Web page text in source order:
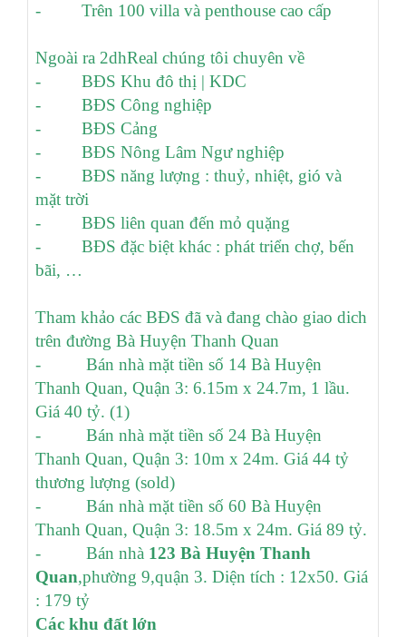
- Trên 100 villa và penthouse cao cấp
Ngoài ra 2dhReal chúng tôi chuyên về
- BĐS Khu đô thị | KDC
- BĐS Công nghiệp
- BĐS Cảng
- BĐS Nông Lâm Ngư nghiệp
- BĐS năng lượng : thuỷ, nhiệt, gió và
mặt trời
- BĐS liên quan đến mỏ quặng
- BĐS đặc biệt khác : phát triển chợ, bến
bãi, …
Tham khảo các BĐS đã và đang chào giao dich
trên đường Bà Huyện Thanh Quan
- Bán nhà mặt tiền số 14 Bà Huyện
Thanh Quan, Quận 3: 6.15m x 24.7m, 1 lầu.
Giá 40 tỷ. (1)
- Bán nhà mặt tiền số 24 Bà Huyện
Thanh Quan, Quận 3: 10m x 24m. Giá 44 tỷ
thương lượng (sold)
- Bán nhà mặt tiền số 60 Bà Huyện
Thanh Quan, Quận 3: 18.5m x 24m. Giá 89 tỷ.
- Bán nhà 123 Bà Huyện Thanh
Quan,phường 9,quận 3. Diện tích : 12x50. Giá
: 179 tỷ
Các khu đất lớn